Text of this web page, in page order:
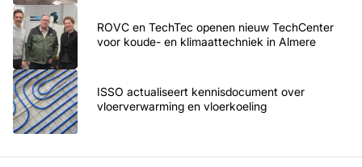
ROVC en TechTec openen nieuw TechCenter
voor koude- en klimaattechniek in Almere
ISSO actualiseert kennisdocument over
vloerverwarming en vloerkoeling